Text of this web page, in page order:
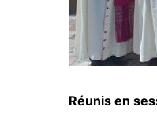
Réunis en